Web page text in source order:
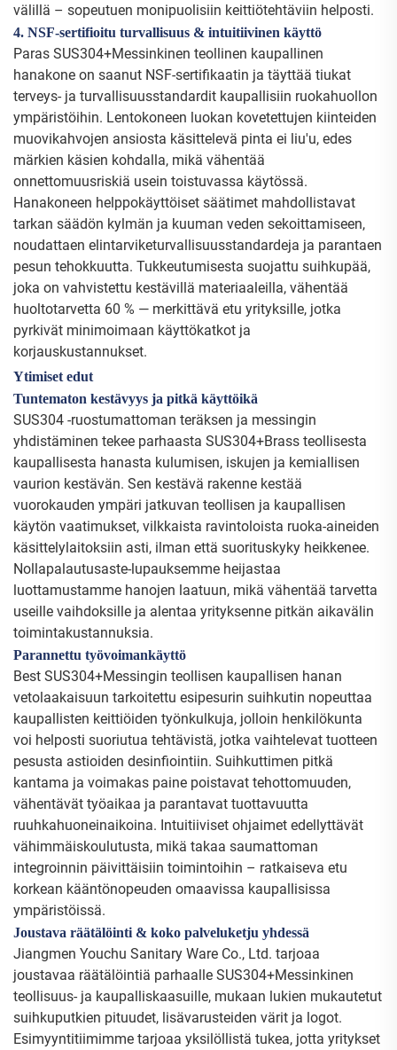
välillä – sopeutuen monipuolisiin keittiötehtäviin helposti.
4. NSF-sertifioitu turvallisuus & intuitiivinen käyttö
Paras SUS304+Messinkinen teollinen kaupallinen
hanakone on saanut NSF-sertifikaatin ja täyttää tiukat
terveys- ja turvallisuusstandardit kaupallisiin ruokahuollon
ympäristöihin. Lentokoneen luokan kovetettujen kiinteiden
muovikahvojen ansiosta käsittelevä pinta ei liu'u, edes
märkien käsien kohdalla, mikä vähentää
onnettomuusriskiä usein toistuvassa käytössä.
Hanakoneen helppokäyttöiset säätimet mahdollistavat
tarkan säädön kylmän ja kuuman veden sekoittamiseen,
noudattaen elintarviketurvallisuusstandardeja ja parantaen
pesun tehokkuutta. Tukkeutumisesta suojattu suihkupää,
joka on vahvistettu kestävillä materiaaleilla, vähentää
huoltotarvetta 60 % — merkittävä etu yrityksille, jotka
pyrkivät minimoimaan käyttökatkot ja
korjauskustannukset.
Ytimiset edut
Tuntematon kestävyys ja pitkä käyttöikä
SUS304 -ruostumattoman teräksen ja messingin
yhdistäminen tekee parhaasta SUS304+Brass teollisesta
kaupallisesta hanasta kulumisen, iskujen ja kemiallisen
vaurion kestävän. Sen kestävä rakenne kestää
vuorokauden ympäri jatkuvan teollisen ja kaupallisen
käytön vaatimukset, vilkkaista ravintoloista ruoka-aineiden
käsittelylaitoksiin asti, ilman että suorituskyky heikkenee.
Nollapalautusaste-lupauksemme heijastaa
luottamustamme hanojen laatuun, mikä vähentää tarvetta
useille vaihdoksille ja alentaa yrityksenne pitkän aikavälin
toimintakustannuksia.
Parannettu työvoimankäyttö
Best SUS304+Messingin teollisen kaupallisen hanan
vetolaakaisuun tarkoitettu esipesurin suihkutin nopeuttaa
kaupallisten keittiöiden työnkulkuja, jolloin henkilökunta
voi helposti suoriutua tehtävistä, jotka vaihtelevat tuotteen
pesusta astioiden desinfiointiin. Suihkuttimen pitkä
kantama ja voimakas paine poistavat tehottomuuden,
vähentävät työaikaa ja parantavat tuottavuutta
ruuhkahuoneinaikoina. Intuitiiviset ohjaimet edellyttävät
vähimmäiskoulutusta, mikä takaa saumattoman
integroinnin päivittäisiin toimintoihin – ratkaiseva etu
korkean kääntönopeuden omaavissa kaupallisissa
ympäristöissä.
Joustava räätälöinti & koko palveluketju yhdessä
Jiangmen Youchu Sanitary Ware Co., Ltd. tarjoaa
joustavaa räätälöintiä parhaalle SUS304+Messinkinen
teollisuus- ja kaupalliskaasuille, mukaan lukien mukautetut
suihkuputkien pituudet, lisävarusteiden värit ja logot.
Esimyyntitiimimme tarjoaa yksilöllistä tukea, jotta yritykset